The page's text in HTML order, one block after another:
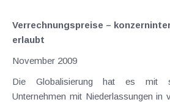
Verrechnungspreise –
erlaubt
November 2009
Die Globalisierung hat es mit
Unternehmen mit Niederlassungen in